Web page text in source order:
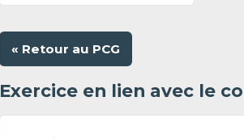
« Retour au PCG
Exercice en lien avec le